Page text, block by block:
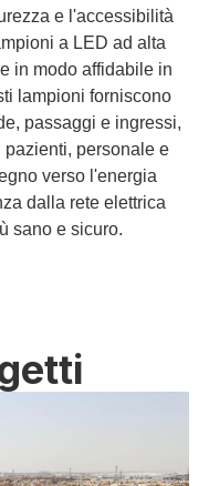
e l'accessibilità
a LED ad alta
in modo affidabile in
lampioni forniscono
passaggi e ingressi,
personale e
verso l'energia
dalla rete elettrica
sano e sicuro.